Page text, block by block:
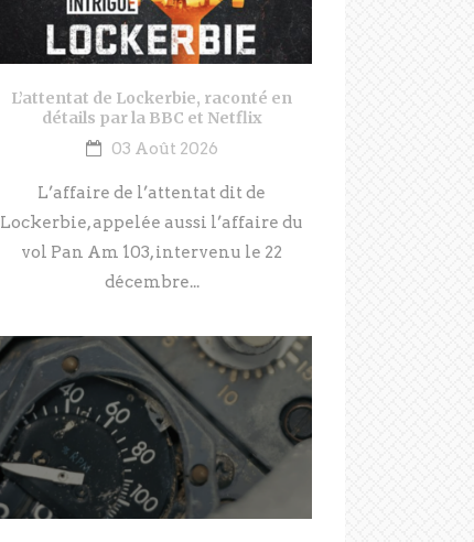
L’attentat de Lockerbie, raconté en
détails par la BBC et Netflix
03 Août 2026
L’affaire de l’attentat dit de
Lockerbie, appelée aussi l’affaire du
vol Pan Am 103, intervenu le 22
décembre...